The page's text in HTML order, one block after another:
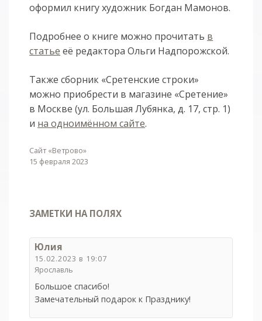
оформил книгу художник Богдан Мамонов.
Подробнее о книге можно прочитать в
статье её редактора Ольги Надпорожской.
Также сборник «Сретенские строки»
можно приобрести в магазине «Сретение»
в Москве (ул. Большая Лубянка, д. 17, стр. 1)
и на одноимённом сайте.
Сайт «Ветрово»
15 февраля 2023
ЗАМЕТКИ НА ПОЛЯХ
Юлия
15.02.2023 в 19:07
Ярославль
Большое спасибо!
Замечательный подарок к Празднику!